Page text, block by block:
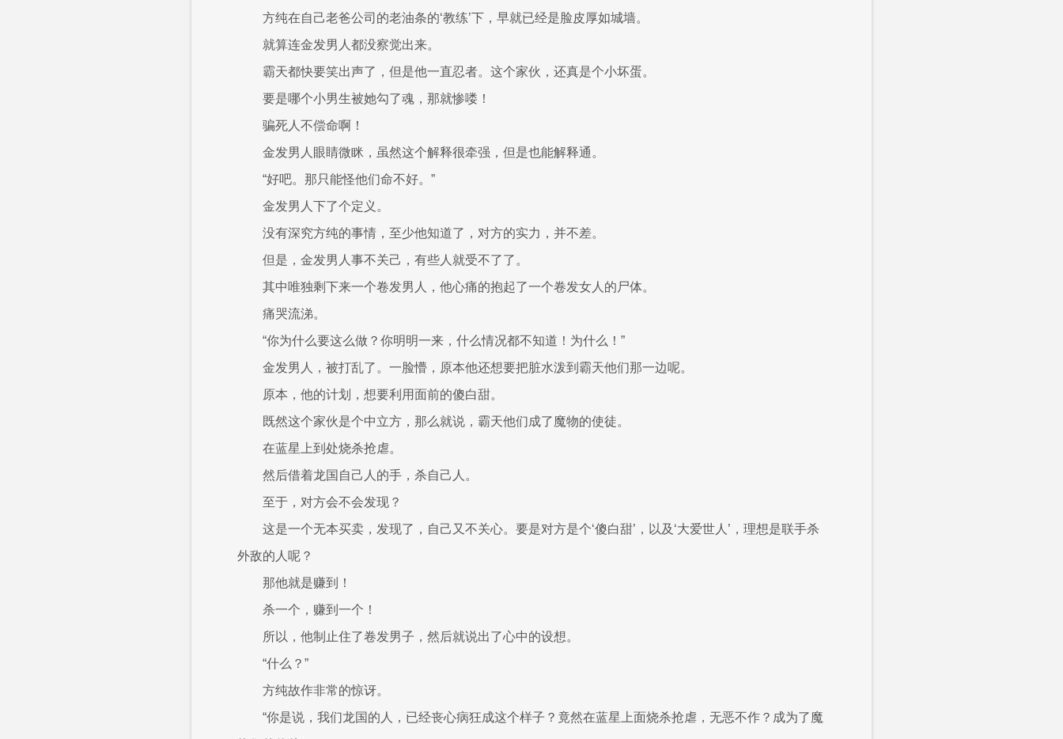
方纯在自己老爸公司的老油条的‘教练’下，早就已经是脸皮厚如城墙。
就算连金发男人都没察觉出来。
霸天都快要笑出声了，但是他一直忍者。这个家伙，还真是个小坏蛋。
要是哪个小男生被她勾了魂，那就惨喽！
骗死人不偿命啊！
金发男人眼睛微眯，虽然这个解释很牵强，但是也能解释通。
“好吧。那只能怪他们命不好。”
金发男人下了个定义。
没有深究方纯的事情，至少他知道了，对方的实力，并不差。
但是，金发男人事不关己，有些人就受不了了。
其中唯独剩下来一个卷发男人，他心痛的抱起了一个卷发女人的尸体。
痛哭流涕。
“你为什么要这么做？你明明一来，什么情况都不知道！为什么！”
金发男人，被打乱了。一脸懵，原本他还想要把脏水泼到霸天他们那一边呢。
原本，他的计划，想要利用面前的傻白甜。
既然这个家伙是个中立方，那么就说，霸天他们成了魔物的使徒。
在蓝星上到处烧杀抢虐。
然后借着龙国自己人的手，杀自己人。
至于，对方会不会发现？
这是一个无本买卖，发现了，自己又不关心。要是对方是个‘傻白甜’，以及‘大爱世人’，理想是联手杀
外敌的人呢？
那他就是赚到！
杀一个，赚到一个！
所以，他制止住了卷发男子，然后就说出了心中的设想。
“什么？”
方纯故作非常的惊讶。
“你是说，我们龙国的人，已经丧心病狂成这个样子？竟然在蓝星上面烧杀抢虐，无恶不作？成为了魔